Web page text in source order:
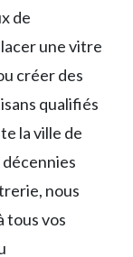
de
une vitre
créer des
qualifiés
la ville de
nous
tous vos